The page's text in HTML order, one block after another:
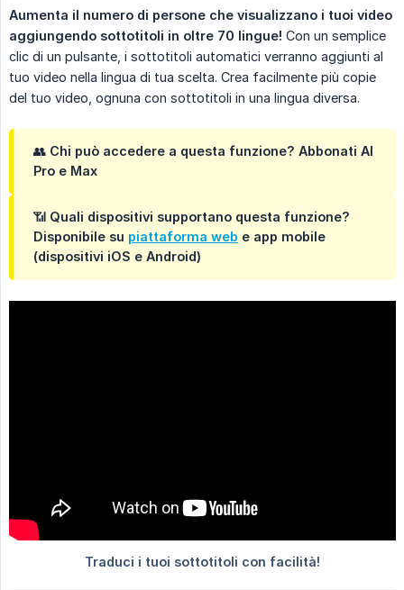
Aumenta il numero di persone che visualizzano i tuoi video
aggiungendo sottotitoli in oltre 70 lingue! Con un semplice
clic di un pulsante, i sottotitoli automatici verranno aggiunti al
tuo video nella lingua di tua scelta. Crea facilmente più copie
del tuo video, ognuna con sottotitoli in una lingua diversa.
👥 Chi può accedere a questa funzione? Abbonati AI
Pro e Max
📶 Quali dispositivi supportano questa funzione?
Disponibile su piattaforma web e app mobile
(dispositivi iOS e Android)